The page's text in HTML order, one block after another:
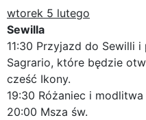
wtorek 5 lutego
Sewilla
11:30 Przyjazd do Sewilli
Sagrario, które będzie
cześć Ikony.
19:30 Różaniec i
20:00 Msza św.